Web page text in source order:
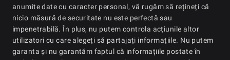
anumite date cu caracter personal, vă rugăm să rețineți că
nicio măsură de securitate nu este perfectă sau
impenetrabilă. În plus, nu putem controla acțiunile altor
utilizatori cu care alegeți să partajați informațiile. Nu putem
garanta și nu garantăm faptul că informațiile postate în